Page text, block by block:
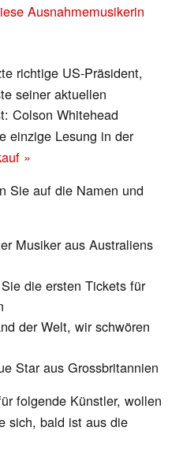
Ausnahmemusikerin
richtige US-Präsident,
seiner aktuellen
Colson Whitehead
einzige Lesung in der
»
Sie auf die Namen und
Musiker aus Australiens
die ersten Tickets für
der Welt, wir schwören
Star aus Grossbritannien
folgende Künstler, wollen
sich, bald ist aus die